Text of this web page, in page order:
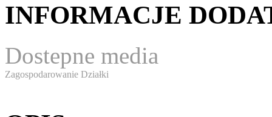
INFORMACJE
Dostepne media
Zagospodarowanie Działki